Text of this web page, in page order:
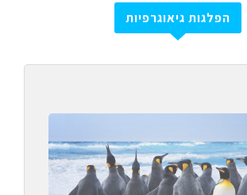
הפלגות גיאוגרפיות